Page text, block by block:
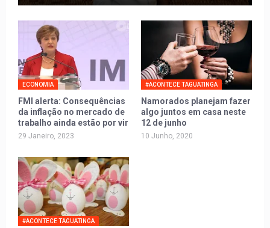
ECONOMIA
FMI alerta: Consequências
da inflação no mercado de
trabalho ainda estão por vir
29 Janeiro, 2023
#ACONTECE TAGUATINGA
Namorados planejam fazer
algo juntos em casa neste
12 de junho
10 Junho, 2020
#ACONTECE TAGUATINGA